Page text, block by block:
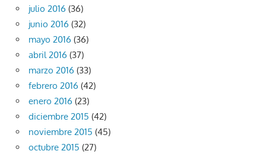
julio 2016 (36)
junio 2016 (32)
mayo 2016 (36)
abril 2016 (37)
marzo 2016 (33)
febrero 2016 (42)
enero 2016 (23)
diciembre 2015 (42)
noviembre 2015 (45)
octubre 2015 (27)